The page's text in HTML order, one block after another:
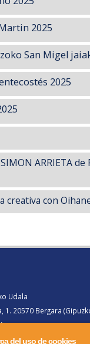
del uso de cookies
2025
San Migel
2025
ARRIETA
creativa con
Udala
1. 20570 Bergara
gero